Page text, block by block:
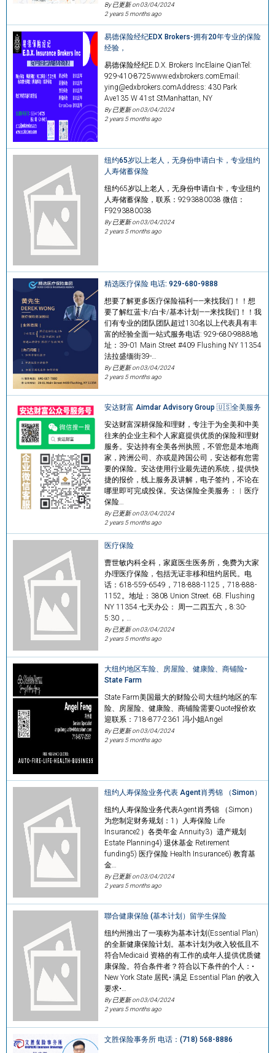
By 已更新 on03/04/2024
2 years 5 months ago
易德保险经纪EDX Brokers-拥有20年专业的保险
经验，
易德保险经纪E.D.X. Brokers IncElaine QianTel:
929-410-8725www.edxbrokers.comEmail:
ying@edxbrokers.comAddress: 430 Park
Ave135 W 41st StManhattan, NY
By 已更新 on03/04/2024
2 years 5 months ago
纽约65岁以上老人，无身份申请白卡，专业纽约
人寿储蓄保险
纽约65岁以上老人，无身份申请白卡，专业纽约
人寿储蓄保险，联系：9293880038 微信：
F9293880038
By 已更新 on03/04/2024
2 years 5 months ago
精选医疗保险 电话: 929-680-9888
想要了解更多医疗保险福利——来找我们！！想
要了解红蓝卡/白卡/基本计划——来找我们！！我
们有专业的团队团队超过130名以上代表具有丰
富的经验全面一站式服务电话: 929-680-9888地
址：39-01 Main Street #409 Flushing NY 11354
法拉盛缅街39-…
By 已更新 on03/04/2024
2 years 5 months ago
安达财富 Aimdar Advisory Group 🇺🇸全美服务
安达财富深耕保险和理财，专注于为全美和中美
往来的企业主和个人家庭提供优质的保险和理财
服务。安达持有全美各州执照，不管您是本地商
家，跨洲公司、亦或是跨国公司，安达都有您需
要的保险。安达使用行业最先进的系统，提供快
捷的报价，线上服务及讲解，电子签约，不论在
哪里即可完成投保。安达保险全美服务：︱医疗
保险…
By 已更新 on03/04/2024
2 years 5 months ago
医疗保险
曹世敏内科全科，家庭医生医务所，免费为大家
办理医疗保险，包括无证非移和纽约居民。电
话：618-559-6549，718-888-1125，718-888-
1152。地址：3808 Union Street. 6B. Flushing
NY 11354.七天办公： 周一二四五六，8:30-
5:30，…
By 已更新 on03/04/2024
2 years 5 months ago
大纽约地区车险、房屋险、健康险、商铺险-
State Farm
State Farm美国最大的财险公司大纽约地区的车
险、房屋险、健康险、商铺险需要Quote报价欢
迎联系：718-877-2361 冯小姐Angel
By 已更新 on03/04/2024
2 years 5 months ago
纽约人寿保险业务代表 Agent肖秀锦 （Simon）
纽约人寿保险业务代表Agent肖秀锦 （Simon）
为您制定财务规划：1）人寿保险 Life
Insurance2）各类年金 Annuity3）遗产规划
Estate Planning4) 退休基金 Retirement
funding5) 医疗保险 Health Insurance6) 教育基
金…
By 已更新 on03/04/2024
2 years 5 months ago
聯合健康保險 (基本计划）留学生保险
纽约州推出了一项称为基本计划(Essential Plan)
的全新健康保险计划。基本计划为收入较低且不
符合Medicaid 资格的有工作的成年人提供优质健
康保险。符合条件者？符合以下条件的个人：•
New York State 居民• 满足 Essential Plan 的收入
要求•…
By 已更新 on03/04/2024
2 years 5 months ago
文胜保险事务所 电话：(718) 568-8886